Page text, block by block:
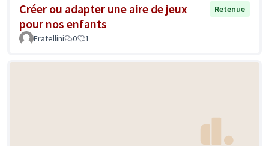
Créer ou adapter une aire de jeux
pour nos enfants
Retenue
Fratellini 0 1